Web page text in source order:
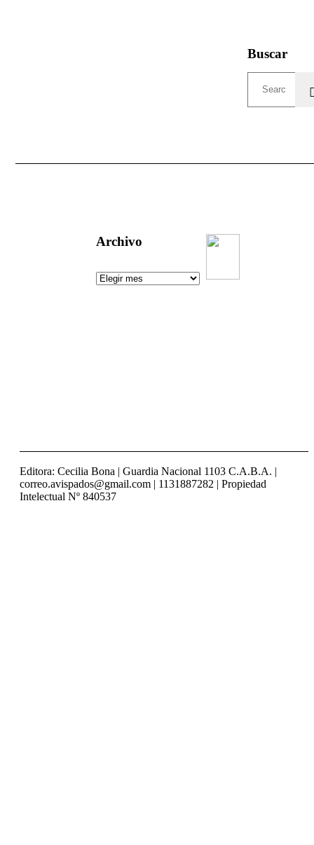
Buscar
Archivo
Editora: Cecilia Bona | Guardia Nacional 1103 C.A.B.A. |
correo.avispados@gmail.com | 1131887282 | Propiedad
Intelectual Nº 840537